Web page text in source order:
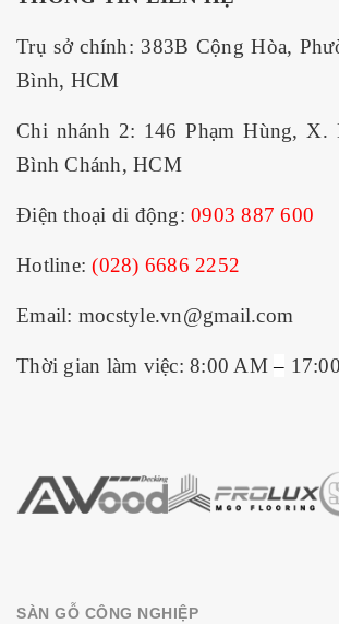
Trụ sở chính: 383B Cộng Hòa,
Bình, HCM
Chi nhánh 2: 146 Phạm Hùng, X.
Bình Chánh, HCM
Điện thoại di động: 0903 887 600
Hotline:(028) 6686 2252
Email: mocstyle.vn@gmail.com
Thời gian làm việc: 8:00 AM–
SÀN GỖ CÔNG NGHIỆP